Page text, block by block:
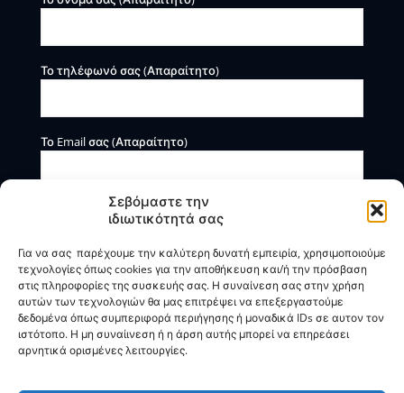
Σεβόμαστε την
ιδιωτικότητά σας
Για να σας παρέχουμε την καλύτερη δυνατή εμπειρία, χρησιμοποιούμε
τεχνολογίες όπως cookies για την αποθήκευση και/ή την πρόσβαση
στις πληροφορίες της συσκευής σας. Η συναίνεση σας στην χρήση
αυτών των τεχνολογιών θα μας επιτρέψει να επεξεργαστούμε
δεδομένα όπως συμπεριφορά περιήγησης ή μοναδικά IDs σε αυτον τον
ιστότοπο. Η μη συναίινεση ή η άρση αυτής μπορεί να επηρεάσει
αρνητικά ορισμένες λειτουργίες.
Το τηλέφωνό σας (Απαραίτητο)
Το Email σας (Απαραίτητο)
Η BOXmind παρέχει πληροφοριακές και συμβουλευτικές
υπηρεσίες. Δεν προσφέρει υπηρεσίες ρύθμισης ή
διαγραφής οφειλών.